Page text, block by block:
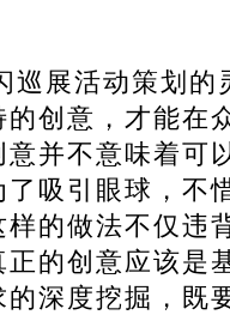
巡展活动策划的
创意，才能在
并不意味着可
吸引眼球，不
的做法不仅违
的创意应该是
深度挖掘，既